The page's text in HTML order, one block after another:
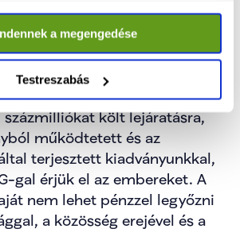
a megengedése
Testreszabás
saját szabadidejüket és saját
a változásért.
költ lejáratásra,
működtetett és az
terjesztett kiadványunkkal,
gal érjük el az embereket. A
nem lehet pénzzel legyőzni
a közösség erejével és a